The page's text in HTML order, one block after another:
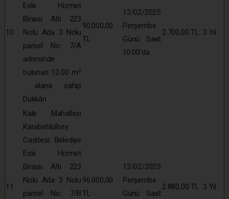
10
Eski Hizmet
Binası Altı 223
Nolu Ada 3 Nolu
parsel No: 7/A
adresinde
bulunan 12.00 m²
alana sahip
Dükkân
90.000,00
TL
13/02/2025
Perşembe
Günü Saat
10:00’da
2.700,00 TL 3 Yıl
11
Kale Mahallesi
Karabehlülbey
Caddesi Belediye
Eski Hizmet
Binası Altı 223
Nolu Ada 3 Nolu
parsel No: 7/B
96.000,00
TL
13/02/2025
Perşembe
Günü Saat
2.880,00 TL 3 Yıl